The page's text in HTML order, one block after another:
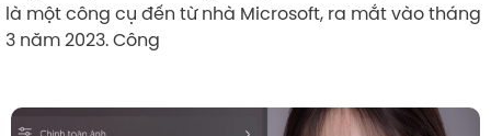
là một công cụ đến từ nhà Microsoft, ra mắt vào tháng
3 năm 2023. Công